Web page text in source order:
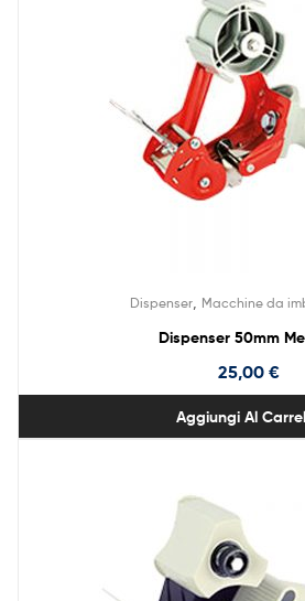
Dispenser Macchine da
Dispenser 50mm
25,00 €
Aggiungi Al